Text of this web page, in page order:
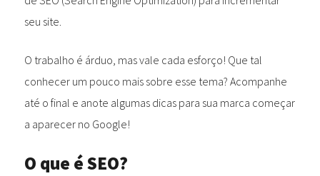
seu site.
O trabalho é árduo, mas vale cada esforço! Que tal
conhecer um pouco mais sobre esse tema? Acompanhe
até o final e anote algumas dicas para sua marca começar
a aparecer no Google!
O que é SEO?